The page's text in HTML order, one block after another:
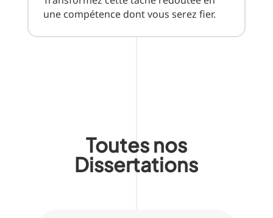
une compétence dont vous serez fier.
Toutes nos
Dissertations